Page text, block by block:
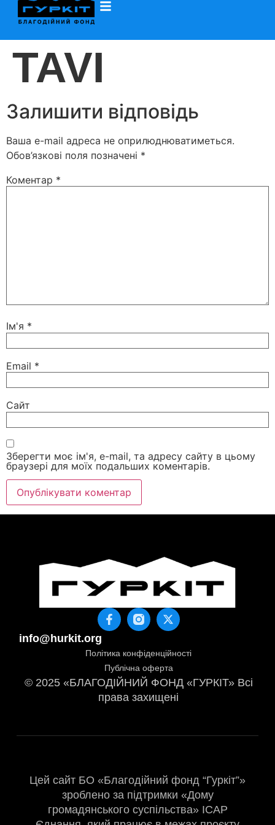
TAVI
Залишити відповідь
Ваша e-mail адреса не оприлюднюватиметься.
Обов’язкові поля позначені *
Коментар *
Ім'я *
Email *
Сайт
Зберегти моє ім'я, e-mail, та адресу сайту в цьому
браузері для моїх подальших коментарів.
info@hurkit.org
Політика конфіденційності
Публічна оферта
© 2025 «БЛАГОДІЙНИЙ ФОНД «ГУРКІТ» Всі
права захищені
Цей сайт БО «Благодійний фонд “Гуркіт”»
зроблено за підтримки «Дому
громадянського суспільства» ІСАР